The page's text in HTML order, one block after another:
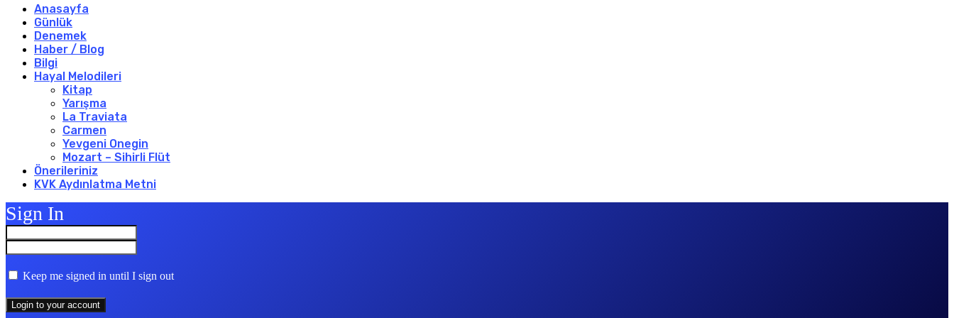
Anasayfa
Günlük
Denemek
Haber / Blog
Bilgi
Hayal Melodileri
Kitap
Yarışma
La Traviata
Carmen
Yevgeni Onegin
Mozart – Sihirli Flüt
Önerileriniz
KVK Aydınlatma Metni
Sign In
Keep me signed in until I sign out